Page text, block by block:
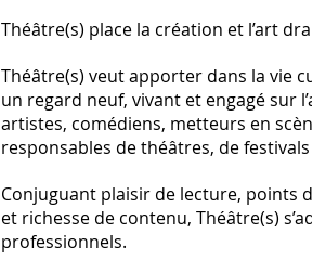
Théâtre(s) place la création et l’art
Théâtre(s) veut apporter dans la vie
un regard neuf, vivant et engagé sur
artistes, comédiens, metteurs en
responsables de théâtres, de
Conjuguant plaisir de lecture, points
et richesse de contenu, Théâtre(s)
professionnels.